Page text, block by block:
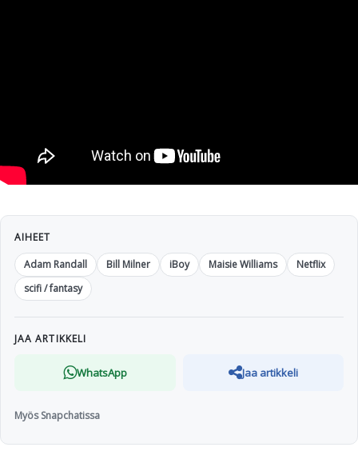
AIHEET
Adam Randall
Bill Milner iBoy Maisie Williams
Netflix
scifi / fantasy
JAA ARTIKKELI
WhatsApp Jaa artikkeli
Myös Snapchatissa